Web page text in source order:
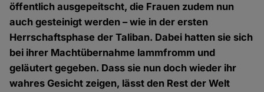
öffentlich ausgepeitscht, die Frauen zudem nun
auch gesteinigt werden – wie in der ersten
Herrschaftsphase der Taliban. Dabei hatten sie sich
bei ihrer Machtübernahme lammfromm und
geläutert gegeben. Dass sie nun doch wieder ihr
wahres Gesicht zeigen, lässt den Rest der Welt